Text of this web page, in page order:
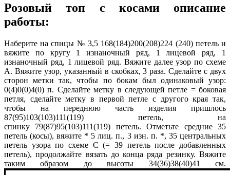
Розовый топ с косами описание
работы:
Наберите на спицы № 3,5 168(184)200(208)224 (240) петель и
вяжите по кругу 1 изнаночный ряд, 1 лицевой ряд, 1
изнаночный ряд, 1 лицевой ряд. Вяжите далее узор по схеме
А. Вяжите узор, указанный в скобках, 3 раза. Сделайте с двух
сторон метки так, чтобы по бокам был одинаковый узор:
0(4)0(0)4(0) п. Сделайте метку в следующей петле = боковая
петля, сделайте метку в первой петле с другого края так,
чтобы на переднюю часть изделия пришлось
87(95)103(103)111(119) петель, на
спинку 79(87)95(103)111(119) петель. Отметьте средние 35
петель (косы), вяжите * 5 лиц. п., 3 изн. п. *, 35 центральных
петель узора по схеме С (= 39 петель после добавленных
петель), продолжайте вязать до конца ряда резинку. Вяжите
таким образом до высоты 34(36)38(40)41 см.